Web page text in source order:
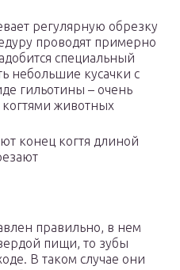
регулярную обрезку
проводят примерно
специальный
небольшие кусачки с
гильотины – очень
когтями животных
конец когтя длиной
правильно, в нем
пищи, то зубы
В таком случае они